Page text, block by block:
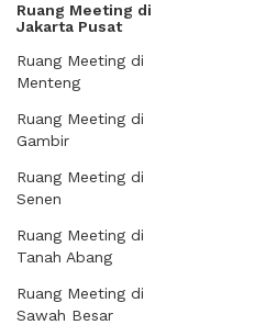
Ruang Meeting di
Jakarta Pusat
Ruang Meeting di
Menteng
Ruang Meeting di
Gambir
Ruang Meeting di
Senen
Ruang Meeting di
Tanah Abang
Ruang Meeting di
Sawah Besar